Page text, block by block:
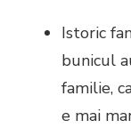
Istoric
bunicul
familie,
e mai